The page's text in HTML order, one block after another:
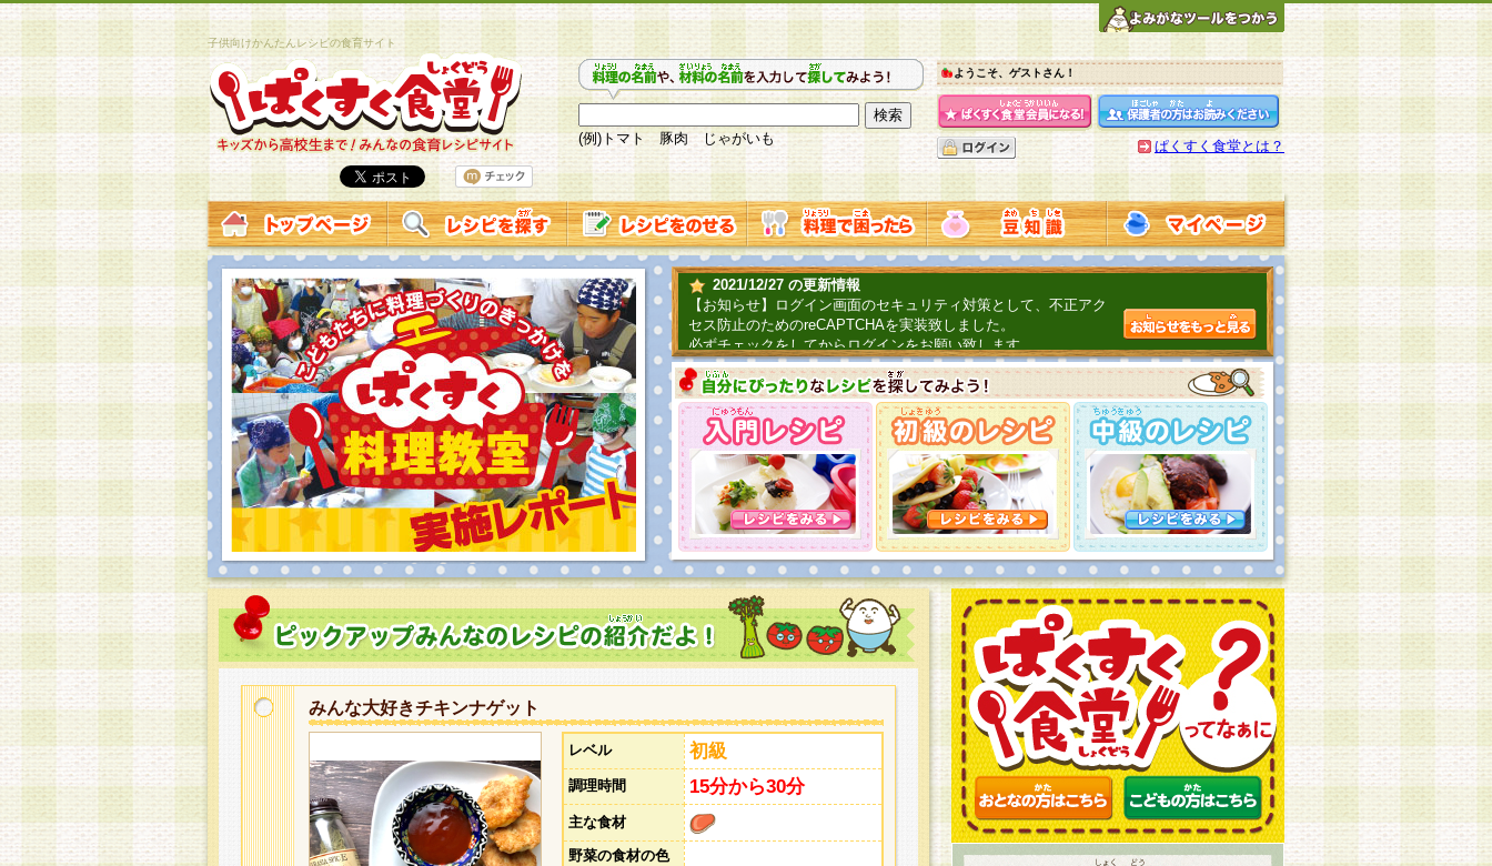
子供向けかんたんレシピの食育サイト
(例)トマト 豚肉 じゃがいも
ようこそ、ゲストさん！
ぱくすく食堂とは？
2021/12/27 の更新情報
【お知らせ】ログイン画面のセキュリティ対策として、不正アク
セス防止のためのreCAPTCHAを実装致しました。
必ずチェックをしてからログインをお願い致します。
2019/06/04 の更新情報
ファーマ村からコーンシェフが簡単レシピを紹介するよ！こちら
2018/07/01 の更新情報
チャレンジ企画第三弾！お母さん、お父さんへ日頃の感謝をこめ
てごはんを作ろう！は終了致しました。たくさんの投稿、ありが
とうございました。次回企画もお楽しみに！
みんな大好きチキンナゲット
レベル 初級
調理時間 15分から30分
主な食材
野菜の食材の色